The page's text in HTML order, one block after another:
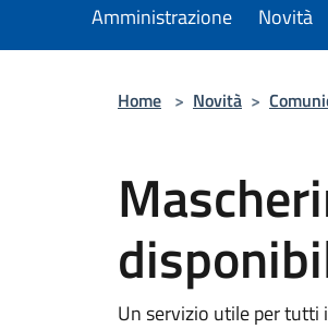
Amministrazione Novità
Home > Novità >
Un servizio utile per tutti